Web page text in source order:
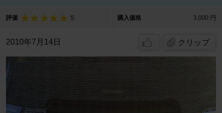
評価 5 購入価格 3,000 円
2010年7月14日 クリップ